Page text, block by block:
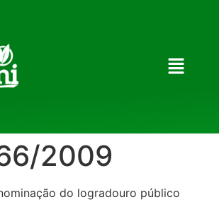
2009
do logradouro público